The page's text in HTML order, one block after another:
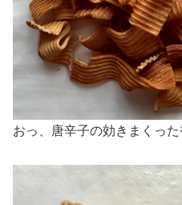
おっ、唐辛子の効きまくった